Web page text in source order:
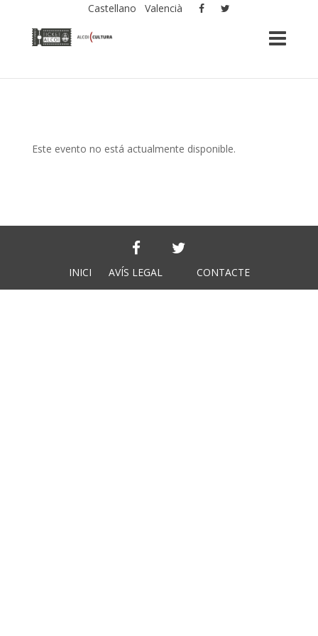
Castellano Valencià
Este evento no está actualmente disponible.
INICI AVÍS LEGAL CONTACTE